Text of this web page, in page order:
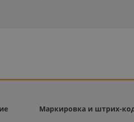
Маркировка и штрих-